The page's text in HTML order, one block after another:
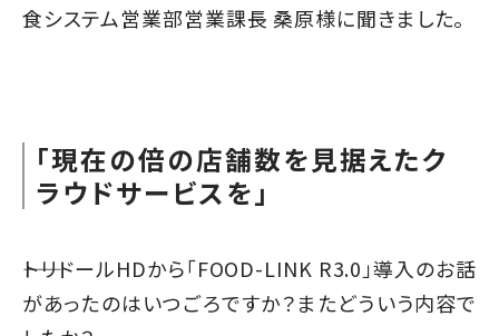
食システム営業部営業課長 桑原様に聞きました。
「現在の倍の店舗数を見据えたク
ラウドサービスを」
――トリドールHDから「FOOD-LINK R3.0」導入のお話
があったのはいつごろですか？またどういう内容で